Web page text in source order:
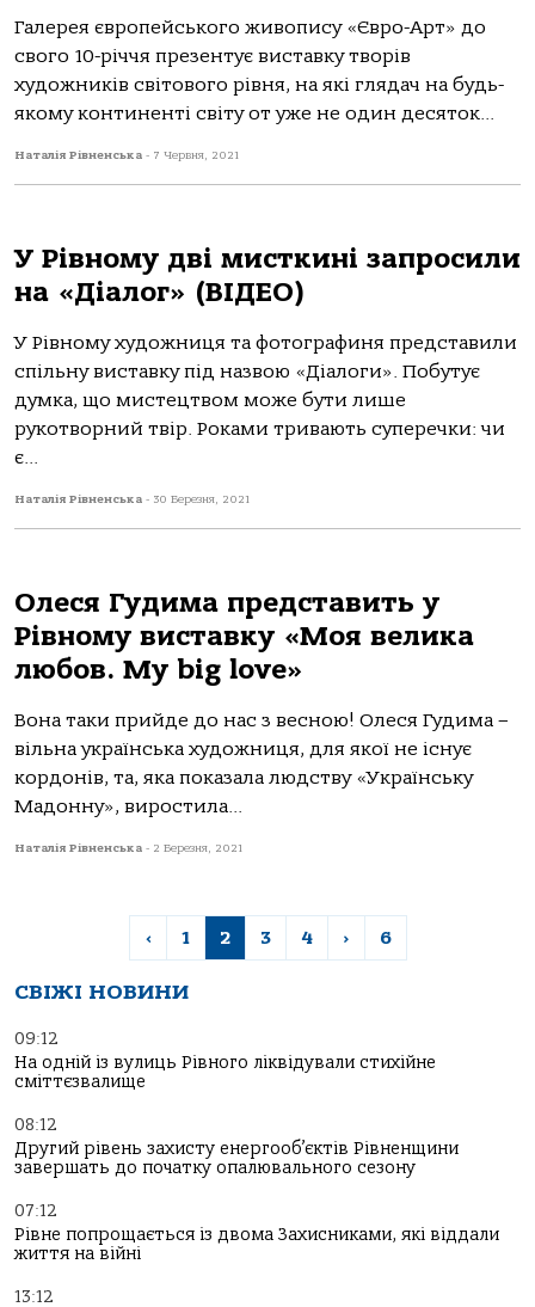
Галерея європейського живопису «Євро-Арт» до
свого 10-річчя презентує виставку творів
художників світового рівня, на які глядач на будь-
якому континенті світу от уже не один десяток...
Наталія Рівненська - 7 Червня, 2021
У Рівному дві мисткині запросили
на «Діалог» (ВІДЕО)
У Рівному художниця та фотографиня представили
спільну виставку під назвою «Діалоги». Побутує
думка, що мистецтвом може бути лише
рукотворний твір. Роками тривають суперечки: чи
є...
Наталія Рівненська - 30 Березня, 2021
Олеся Гудима представить у
Рівному виставку «Моя велика
любов. My big love»
Вона таки прийде до нас з весною! Олеся Гудима –
вільна українська художниця, для якої не існує
кордонів, та, яка показала людству «Українську
Мадонну», виростила...
Наталія Рівненська - 2 Березня, 2021
‹ 1 2 3 4 › 6
СВІЖІ НОВИНИ
09:12
На одній із вулиць Рівного ліквідували стихійне
сміттєзвалище
08:12
Другий рівень захисту енергооб’єктів Рівненщини
завершать до початку опалювального сезону
07:12
Рівне попрощається із двома Захисниками, які віддали
життя на війні
13:12